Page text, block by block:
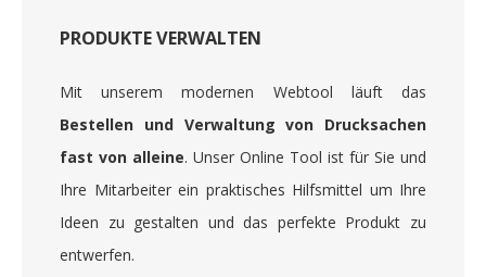
PRODUKTE VERWALTEN
Mit unserem modernen Webtool läuft das
Bestellen und Verwaltung von Drucksachen
fast von alleine. Unser Online Tool ist für Sie und
Ihre Mitarbeiter ein praktisches Hilfsmittel um Ihre
Ideen zu gestalten und das perfekte Produkt zu
entwerfen.